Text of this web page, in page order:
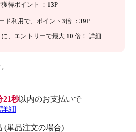
得ポイント ： 13P
ド利用で、 ポイント3倍 ：39P
、エントリーで最大 10 倍！詳細
20秒以内のお支払いで
詳細
(単品注文の場合)